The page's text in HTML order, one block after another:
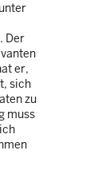
Der
er,
sich
zu
muss